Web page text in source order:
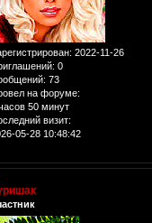
: 2022-11-26
0
73
на форуме:
50 минут
визит:
05-28 10:48:42